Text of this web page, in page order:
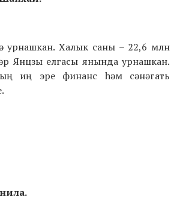
урнашкан. Халык саны – 22,6 млн
Янцзы елгасы янында урнашкан.
иң эре финанс һәм сәнәгать